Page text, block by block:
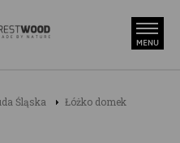
Śląska
Łóżko domek